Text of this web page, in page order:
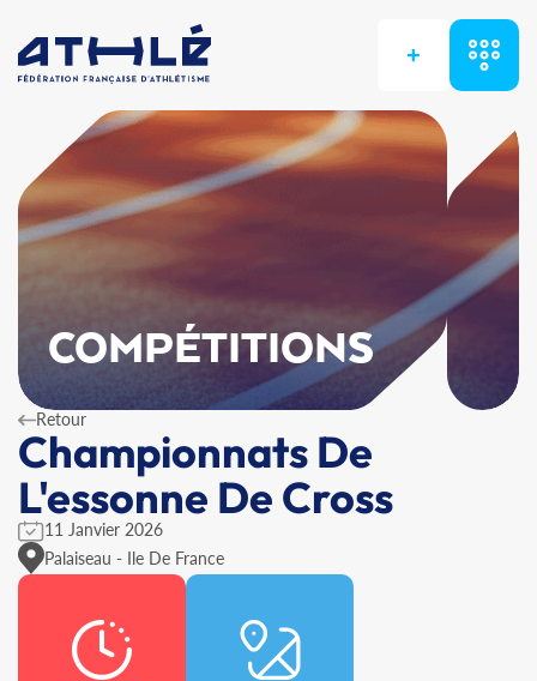
+
COMPÉTITIONS
Retour
Championnats De
L'essonne De Cross
11 Janvier 2026
Palaiseau - Ile De France